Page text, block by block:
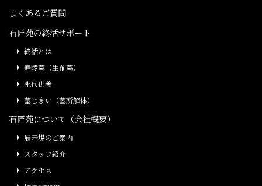
よくあるご質問
石匠苑の終活サポート
終活とは
寿陵墓（生前墓）
永代供養
墓じまい（墓所解体）
石匠苑について（会社概要）
展示場のご案内
スタッフ紹介
アクセス